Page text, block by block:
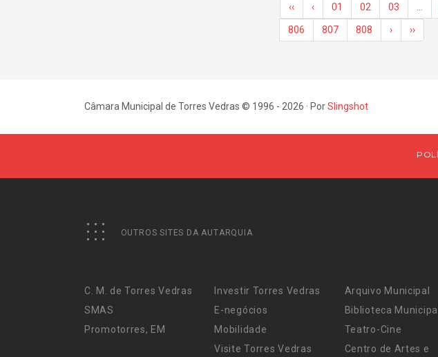
‹‹ ‹ 01 02 03
806 807 808 › ››
Câmara Municipal de Torres Vedras © 1996 - 2026 · PorSlingshot
OUTROS SITES DA AUTARQUIA
C. M. de Torres Vedras
SMAS
Promotorres, EM
Investir Torres Vedras
E-negócios
Mobilidade
Visite Torres Vedras
Arquivo Municipal
Biblioteca Municipal
Teatro-Cine
Centro de Artes e